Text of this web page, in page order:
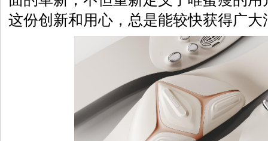
这份创新和用心，总是能较快获得广